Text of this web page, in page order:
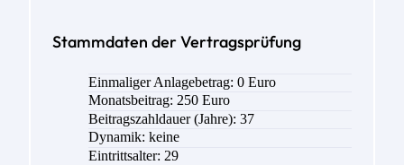
Stammdaten der Vertragsprüfung
Einmaliger Anlagebetrag: 0 Euro
Monatsbeitrag: 250 Euro
Beitragszahldauer (Jahre): 37
Dynamik: keine
Eintrittsalter: 29